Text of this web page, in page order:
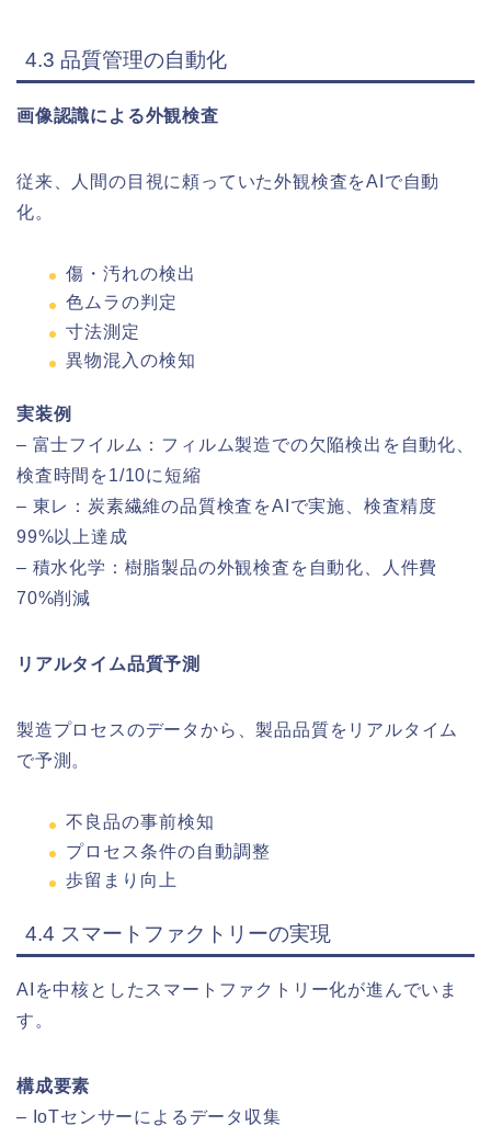
4.3 品質管理の自動化
画像認識による外観検査
従来、人間の目視に頼っていた外観検査をAIで自動
化。
傷・汚れの検出
色ムラの判定
寸法測定
異物混入の検知
実装例
– 富士フイルム：フィルム製造での欠陥検出を自動化、
検査時間を1/10に短縮
– 東レ：炭素繊維の品質検査をAIで実施、検査精度
99%以上達成
– 積水化学：樹脂製品の外観検査を自動化、人件費
70%削減
リアルタイム品質予測
製造プロセスのデータから、製品品質をリアルタイム
で予測。
不良品の事前検知
プロセス条件の自動調整
歩留まり向上
4.4 スマートファクトリーの実現
AIを中核としたスマートファクトリー化が進んでいま
す。
構成要素
– IoTセンサーによるデータ収集